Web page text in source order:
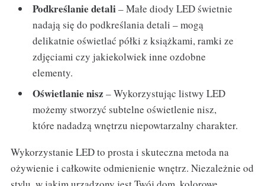
Podkreślanie detali– Małe diody LED świetnie
nadają się do podkreślania detali – mogą
delikatnie oświetlać półki z książkami, ramki ze
zdjęciami czy jakiekolwiek inne ozdobne
elementy.
Oświetlanie nisz – Wykorzystując listwy LED
możemy stworzyć subtelne oświetlenie nisz,
które nadadzą wnętrzu niepowtarzalny charakter.
Wykorzystanie LED to prosta i skuteczna metoda na
ożywienie i całkowite odmienienie wnętrz. Niezależnie od